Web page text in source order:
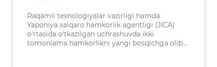
hamkorlikni
kengaytiradi
Raqamli texnologiyalar vazirligi hamda
Yaponiya xalqaro hamkorlik agentligi (JICA)
o‘rtasida o‘tkazilgan uchrashuvda ikki
tomonlama hamkorlikni yangi bosqichga olib